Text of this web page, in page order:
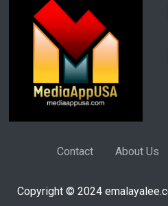
Contact About Us
Copyright © 2024